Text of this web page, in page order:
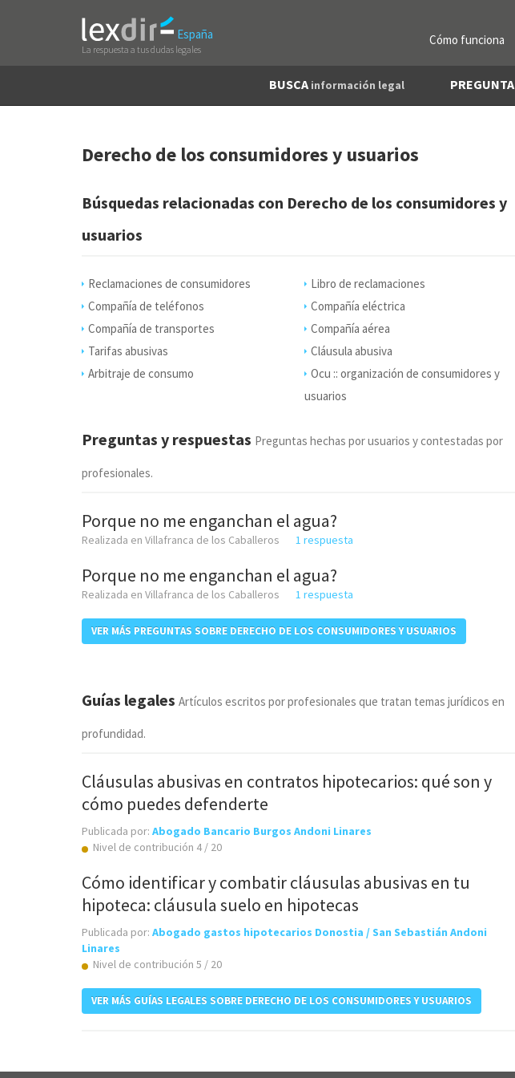
España
La respuesta a tus dudas legales
Cómo funciona
BUSCA información legal PREGUNTA
Derecho de los consumidores y usuarios
Búsquedas relacionadas con Derecho de los consumidores y
usuarios
Reclamaciones de consumidores
Libro de reclamaciones
Compañía de teléfonos
Compañía eléctrica
Compañía de transportes
Compañía aérea
Tarifas abusivas
Cláusula abusiva
Arbitraje de consumo
Ocu :: organización de consumidores y
usuarios
Preguntas y respuestas Preguntas hechas por usuarios y contestadas por
profesionales.
Porque no me enganchan el agua?
Realizada en Villafranca de los Caballeros 1 respuesta
Porque no me enganchan el agua?
Realizada en Villafranca de los Caballeros 1 respuesta
VER MÁS PREGUNTAS SOBRE DERECHO DE LOS CONSUMIDORES Y USUARIOS
Guías legales Artículos escritos por profesionales que tratan temas jurídicos en
profundidad.
Cláusulas abusivas en contratos hipotecarios: qué son y
cómo puedes defenderte
Publicada por: Abogado Bancario Burgos Andoni Linares
Nivel de contribución 4 / 20
Cómo identificar y combatir cláusulas abusivas en tu
hipoteca: cláusula suelo en hipotecas
Publicada por: Abogado gastos hipotecarios Donostia / San Sebastián Andoni
Linares
Nivel de contribución 5 / 20
VER MÁS GUÍAS LEGALES SOBRE DERECHO DE LOS CONSUMIDORES Y USUARIOS